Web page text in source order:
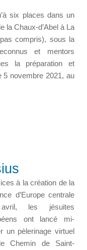
six places dans un
la Chaux-d’Abel à La
compris), sous la
et mentors
la préparation et
5 novembre 2021, au
à la création de la
d’Europe centrale
les jésuites
ont lancé mi-
un pèlerinage virtuel
Chemin de Saint-